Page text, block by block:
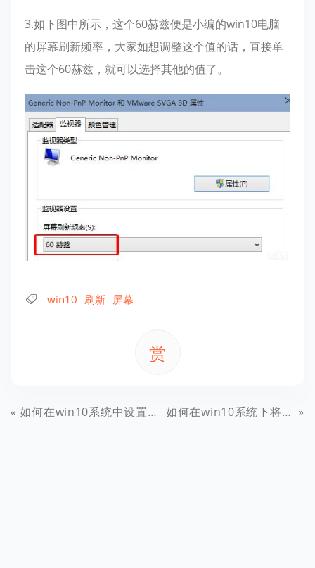
3.如下图中所示，这个60赫兹便是小编的win10电脑
的屏幕刷新频率，大家如想调整这个值的话，直接单
击这个60赫兹，就可以选择其他的值了。
win10 刷新 屏幕
赏
如何在win10系统中设置自动关机？ 如何在win10系统下将QQ程序接收的文件存为永久文件？